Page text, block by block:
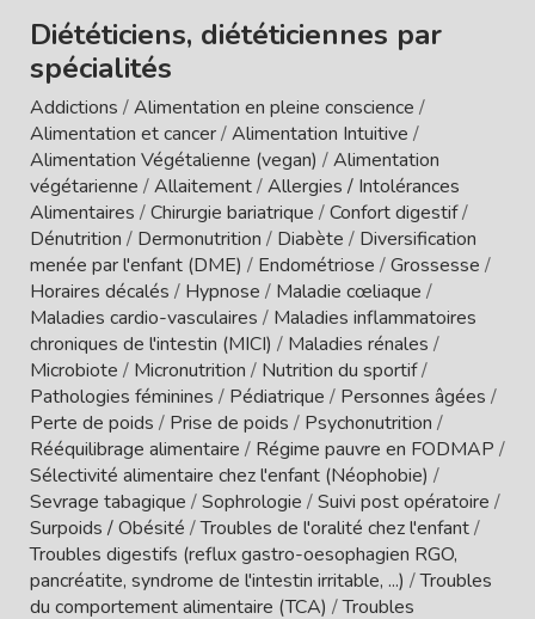
Diététiciens, diététiciennes par
spécialités
Addictions /Alimentation en pleine conscience /
Alimentation et cancer/Alimentation Intuitive /
Alimentation Végétalienne (vegan) /Alimentation
végétarienne /Allaitement/Allergies / Intolérances
Alimentaires /Chirurgie bariatrique /Confort digestif/
Dénutrition / Dermonutrition / Diabète / Diversification
menée par l'enfant (DME) / Endométriose /Grossesse /
Horaires décalés / Hypnose / Maladie cœliaque /
Maladies cardio-vasculaires / Maladies inflammatoires
chroniques de l'intestin (MICI) / Maladies rénales /
Microbiote / Micronutrition / Nutrition du sportif/
Pathologies féminines / Pédiatrique / Personnes âgées /
Perte de poids / Prise de poids / Psychonutrition /
Rééquilibrage alimentaire / Régime pauvre en FODMAP /
Sélectivité alimentaire chez l'enfant (Néophobie) /
Sevrage tabagique /Sophrologie /Suivi post opératoire /
Surpoids / Obésité /Troubles de l'oralité chez l'enfant/
Troubles digestifs (reflux gastro-oesophagien RGO,
pancréatite, syndrome de l'intestin irritable, ...) /Troubles
du comportement alimentaire (TCA) /Troubles